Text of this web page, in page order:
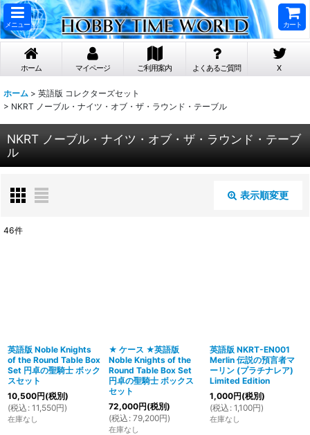
メニュー カート
ホーム マイページ ご利用案内 よくあるご質問 X
ホーム > 英語版 コレクターズセット
> NKRT ノーブル・ナイツ・オブ・ザ・ラウンド・テーブル
NKRT ノーブル・ナイツ・オブ・ザ・ラウンド・テーブ
ル
表示順変更
絞り込む
46件
英語版 Noble Knights
of the Round Table Box
Set 円卓の聖騎士 ボック
スセット
10,500円(税別)
(税込 : 11,550円)
在庫なし
★ ケース ★英語版
Noble Knights of the
Round Table Box Set
円卓の聖騎士 ボックス
セット
72,000円(税別)
(税込 : 79,200円)
在庫なし
英語版 NKRT-EN001
Merlin 伝説の預言者マ
ーリン (プラチナレア)
Limited Edition
1,000円(税別)
(税込 : 1,100円)
在庫なし